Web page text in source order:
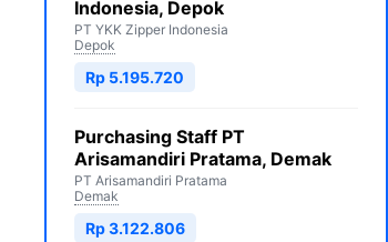
Indonesia, Depok
PT YKK Zipper Indonesia
Depok
Rp 5.195.720
Purchasing Staff PT
Arisamandiri Pratama, Demak
PT Arisamandiri Pratama
Demak
Rp 3.122.806